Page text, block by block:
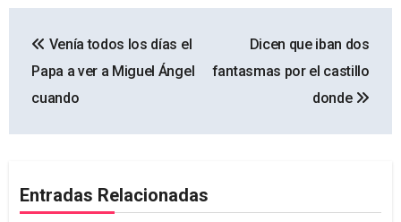
de
entradas
Venía todos los días el
Papa a ver a Miguel Ángel
cuando
Dicen que iban dos
fantasmas por el castillo
donde
Entradas Relacionadas